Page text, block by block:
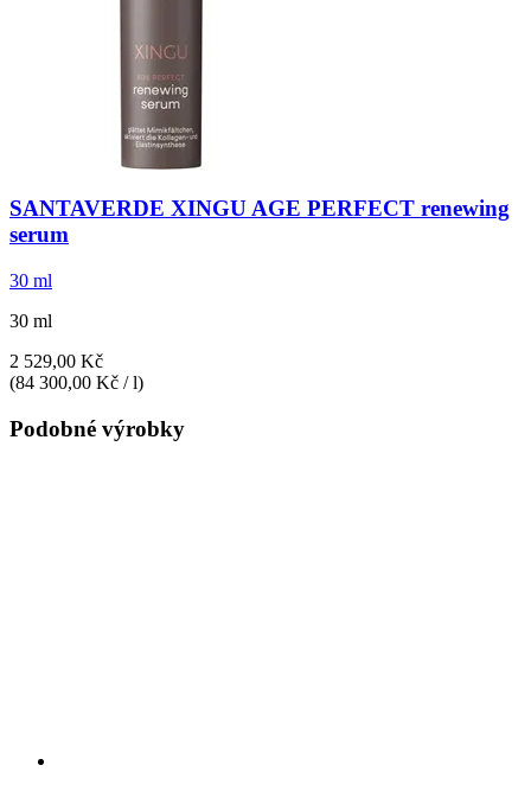
SANTAVERDE XINGU AGE PERFECT renewing
serum
30 ml
30 ml
2 529,00 Kč
(84 300,00 Kč / l)
Podobné výrobky